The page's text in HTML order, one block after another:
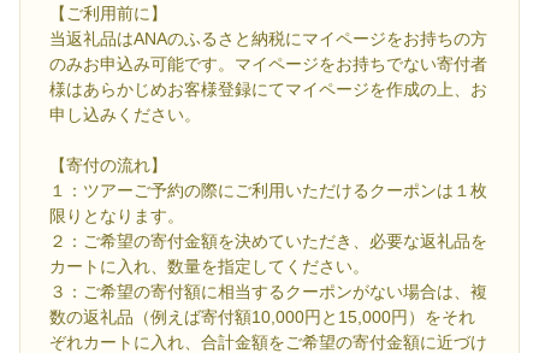
【ご利用前に】
当返礼品はANAのふるさと納税にマイページをお持ちの方
のみお申込み可能です。マイページをお持ちでない寄付者
様はあらかじめお客様登録にてマイページを作成の上、お
申し込みください。
【寄付の流れ】
１：ツアーご予約の際にご利用いただけるクーポンは１枚
限りとなります。
２：ご希望の寄付金額を決めていただき、必要な返礼品を
カートに入れ、数量を指定してください。
３：ご希望の寄付額に相当するクーポンがない場合は、複
数の返礼品（例えば寄付額10,000円と15,000円）をそれ
ぞれカートに入れ、合計金額をご希望の寄付金額に近づけ